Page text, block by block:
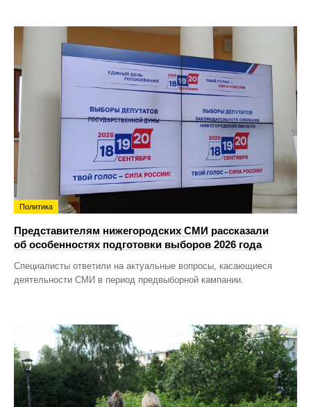
Политика
Представителям нижегородских СМИ рассказали
об особенностях подготовки выборов 2026 года
Специалисты ответили на актуальные вопросы, касающиеся
деятельности СМИ в период предвыборной кампании.